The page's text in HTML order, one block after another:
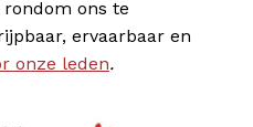
ons te
ervaarbaar en
onze leden.